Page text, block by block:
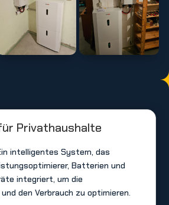
Privathaushalte
intelligentes System, das
Batterien und
integriert, um die
den Verbrauch zu optimieren.